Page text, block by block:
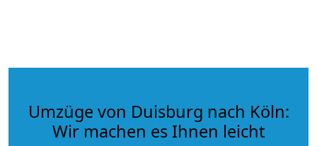
Umzüge von Duisburg nach Köln:
Wir machen es Ihnen leicht